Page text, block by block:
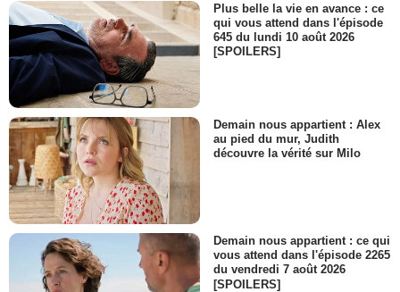
Plus belle la vie en avance : ce
qui vous attend dans l'épisode
645 du lundi 10 août 2026
[SPOILERS]
Demain nous appartient : Alex
au pied du mur, Judith
découvre la vérité sur Milo
Demain nous appartient : ce qui
vous attend dans l'épisode 2265
du vendredi 7 août 2026
[SPOILERS]